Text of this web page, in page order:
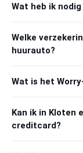
Wat heb ik
Welke
huurauto?
Wat is het
Kan ik in Kloten
creditcard?